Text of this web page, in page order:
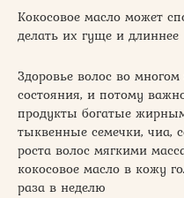
Кокосовое масло может
делать их гуще и длиннее
Здоровье волос во
состояния, и потому
продукты богатые
тыквенные семечки, чиа,
роста волос мягкими
кокосовое масло в кожу
раза в неделю